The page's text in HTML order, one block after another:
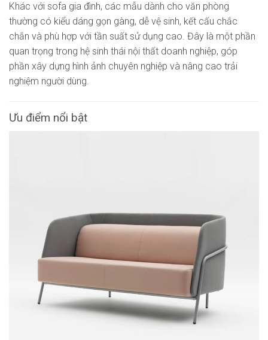
Khác với sofa gia đình, các mẫu dành cho văn phòng
thường có kiểu dáng gọn gàng, dễ vệ sinh, kết cấu chắc
chắn và phù hợp với tần suất sử dụng cao. Đây là một phần
quan trọng trong hệ sinh thái nội thất doanh nghiệp, góp
phần xây dựng hình ảnh chuyên nghiệp và nâng cao trải
nghiệm người dùng.
Ưu điểm nổi bật